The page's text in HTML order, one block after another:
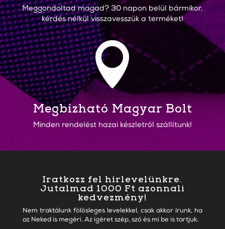
Meggondoltad magad? 30 napon belül bármikor,
kérdés nélkül visszavesszük a terméket!

Megbízható Magyar Bolt
Minden rendelést hazai készletről szállítunk!
Iratkozz fel hírlevelünkre.
Jutalmad 1000 Ft azonnali
kedvezmény!
Nem traktálunk fölösleges levelekkel, csak akkor írunk, ha
az Neked is megéri. Az igéret szép, szó és mi be is tartjuk.